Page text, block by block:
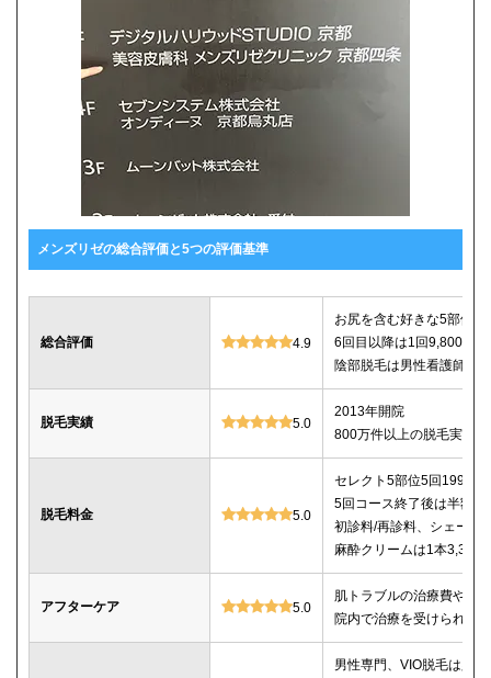
メンズリゼの総合評価と5つの評価基準
総合評価 4.9
お尻を含む好きな5部位
6回目以降は1回9,800円
陰部脱毛は男性看護師が
脱毛実績 5.0
2013年開院
800万件以上の脱毛実績
脱毛料金 5.0
セレクト5部位5回
5回コース終了後は半額
初診料/再診料、シェービ
麻酔クリームは1本3,300
アフターケア 5.0
肌トラブルの治療費や薬
院内で治療を受けられる
男性専門、VIO脱毛は必